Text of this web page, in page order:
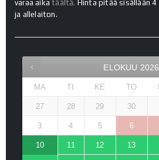
varaa aikatäältä. Hinta pitää sisällään 4
ja allelaiton.
ELOKUU 2026
MA TI KE TO
27 28 29 30
3 4 5 6
10 11 12 13